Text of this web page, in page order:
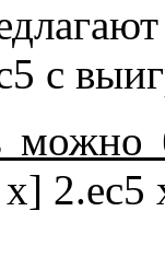
с
можно
2.ec5